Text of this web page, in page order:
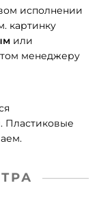
исполнении
картинку
или
менеджеру
. Пластиковые